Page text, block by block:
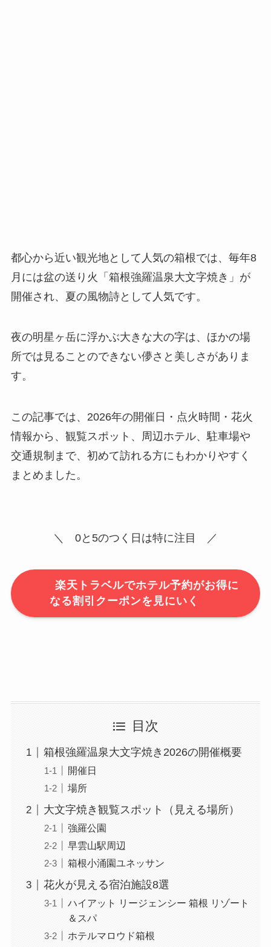
都心から近い観光地として人気の箱根では、毎年8
月には盆の送り火「箱根強羅温泉大文字焼き」が
開催され、夏の風物詩として人気です。
夜の明星ヶ岳に浮かぶ大きな大の字は、ほかの場
所では見ることのできない儚さと美しさがありま
す。
この記事では、2026年の開催日・点火時間・花火
情報から、観覧スポット、周辺ホテル、駐車場や
交通規制まで、初めて訪れる方にもわかりやすく
まとめました。
＼ 0と5のつく日は特に注目 ／
楽天トラベルでホテル予約がお得に
なる割引クーポンを見にいく
目次
箱根強羅温泉大文字焼き2026の開催概要
開催日
場所
大文字焼き観覧スポット（見える場所）
強羅公園
早雲山駅周辺
箱根小涌園ユネッサン
花火が見える宿泊施設8選
ハイアット リージェンシー 箱根 リゾート
＆スパ
ホテルマロウド箱根